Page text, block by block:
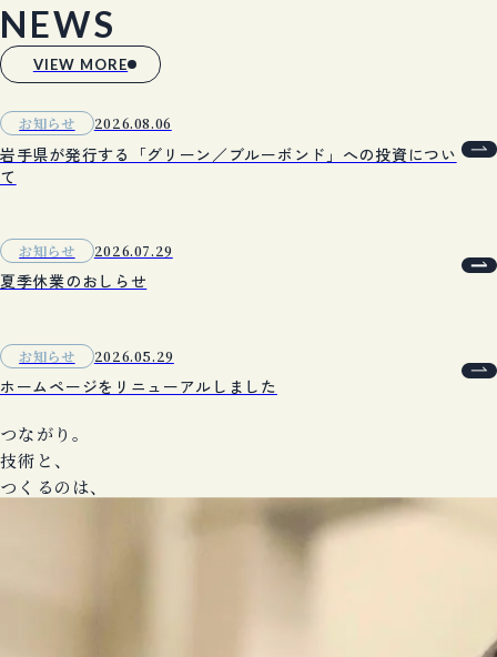
NEWS
VIEW MORE
お知らせ 2026.08.06
岩手県が発行する「グリーン／ブルーボンド」への投資につい
て
お知らせ 2026.07.29
夏季休業のおしらせ
お知らせ 2026.05.29
ホームページをリニューアルしました
つなが り。
技術 と、
つ く るの は、